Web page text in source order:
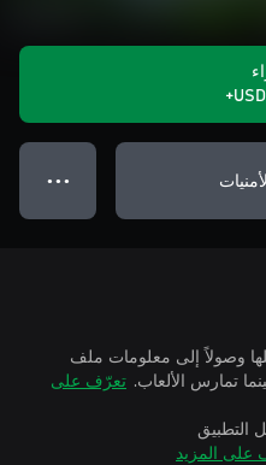
● ● ●
وصولاً إلى معلومات ملف
تعرّف على
التطبيق
على المزيد